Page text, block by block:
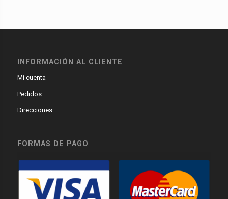
INFORMACIÓN AL CLIENTE
Mi cuenta
Pedidos
Direcciones
FORMAS DE PAGO